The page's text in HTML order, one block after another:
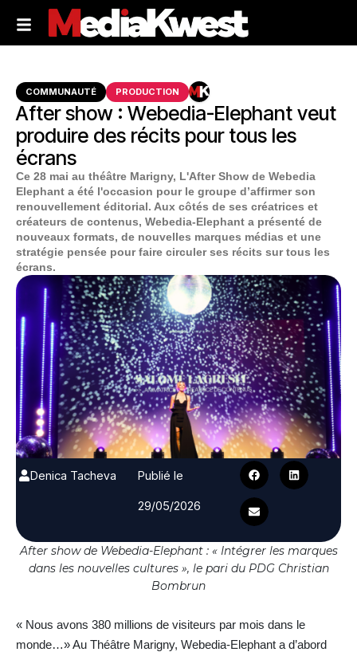
COMMUNAUTÉ PRODUCTION
After show : Webedia-Elephant veut
produire des récits pour tous les
écrans
Ce 28 mai au théâtre Marigny, L'After Show de Webedia
Elephant a été l'occasion pour le groupe d’affirmer son
renouvellement éditorial. Aux côtés de ses créatrices et
créateurs de contenus, Webedia-Elephant a présenté de
nouveaux formats, de nouvelles marques médias et une
stratégie pensée pour faire circuler ses récits sur tous les
écrans.
Denica Tacheva
Publié le
29/05/2026
After show de Webedia-Elephant : « Intégrer les marques
dans les nouvelles cultures », le pari du PDG Christian
Bombrun
« Nous avons 380 millions de visiteurs par mois dans le
monde…» Au Théâtre Marigny, Webedia-Elephant a d’abord